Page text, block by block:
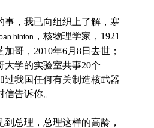
，我已向组织上了解，寒
hinton ，核物理学家，1921
哥，2010年6月8日去世；
大学的实验室共事20个
过我国任何有关制造核武器
告诉你。
总理，总理这样的高龄，